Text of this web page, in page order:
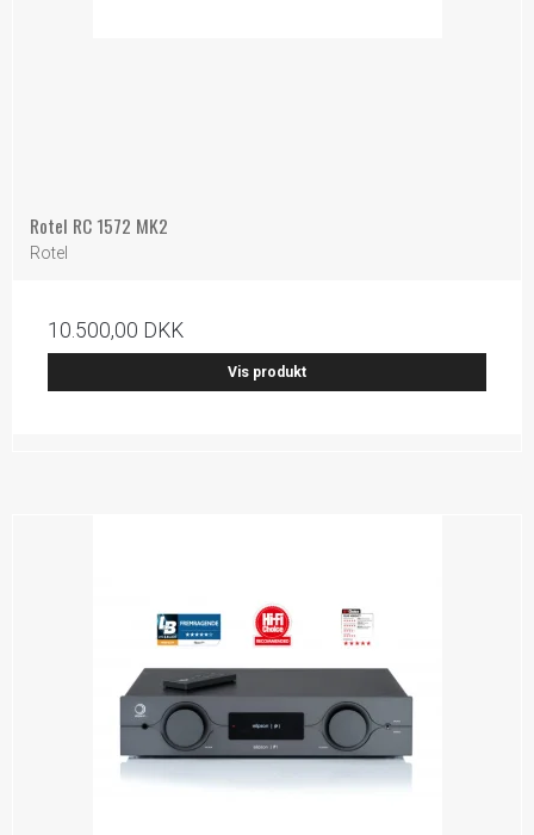
Rotel RC 1572 MK2
Rotel
10.500,00 DKK
Vis produkt